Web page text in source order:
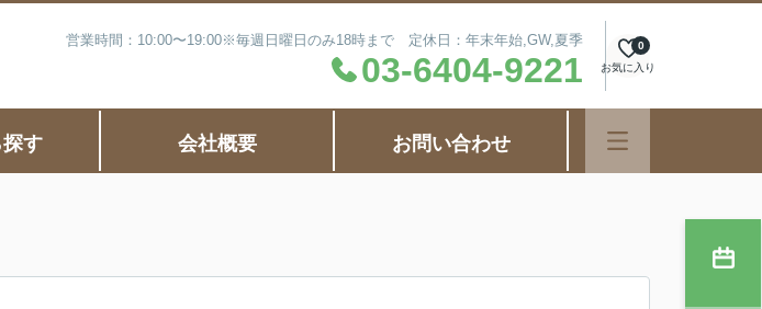
営業時間：10:00〜19:00※毎週日曜日のみ18時まで 定休日：年末年始,GW,夏季
03-6404-9221 お気に入り
0
す 会社概要 お問い合わせ